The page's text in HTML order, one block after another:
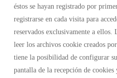
éstos se hayan registrado por
registrarse en cada visita para
reservados exclusivamente a ellos.
leer los archivos cookie creados
tiene la posibilidad de configurar
pantalla de la recepción de